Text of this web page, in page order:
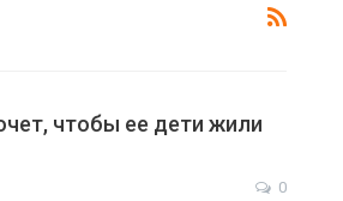
чтобы ее дети жили
0